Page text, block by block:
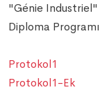
"Génie Industriel"
Diploma
Protokol1
Protokol1-Ek